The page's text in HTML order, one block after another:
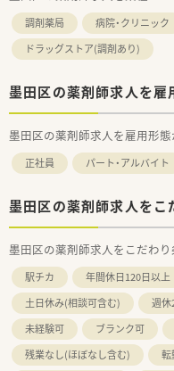
調剤薬局 病院・クリニック
ドラッグストア(調剤あり)
墨田区の薬剤師求人を雇
墨田区の薬剤師求人を雇用形態
正社員 パート・アルバイト
墨田区の薬剤師求人をこ
墨田区の薬剤師求人をこだわ
駅チカ 年間休日120日以上
土日休み(相談可含む)
週休
未経験可
ブランク可
残業なし(ほぼなし含む)
転